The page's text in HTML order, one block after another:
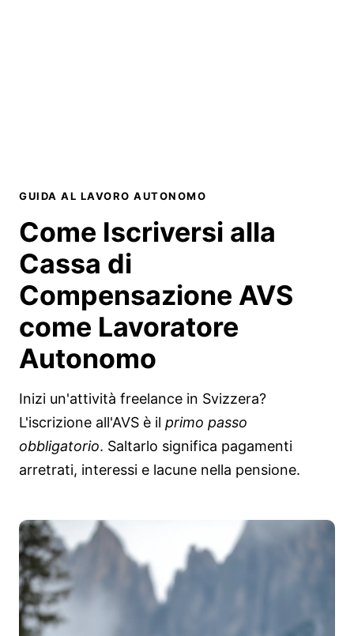
GUIDA AL LAVORO AUTONOMO
Come Iscriversi alla
Cassa di
Compensazione AVS
come Lavoratore
Autonomo
Inizi un'attività freelance in Svizzera?
L'iscrizione all'AVS è il primo passo
obbligatorio. Saltarlo significa pagamenti
arretrati, interessi e lacune nella pensione.